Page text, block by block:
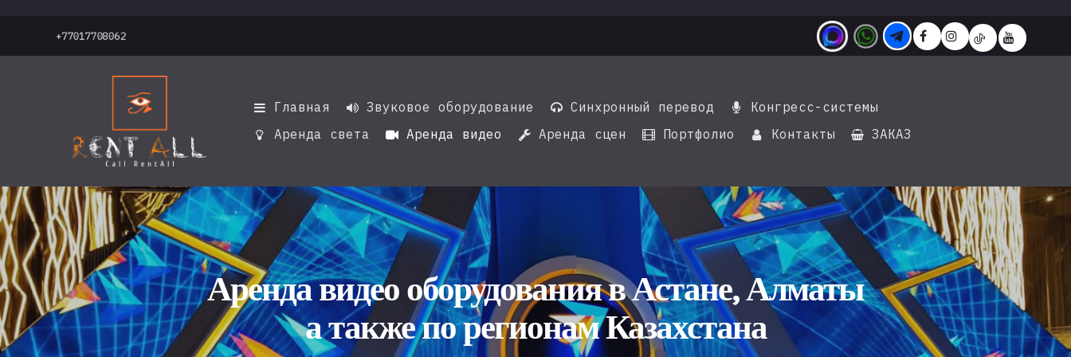
+77017708062      
 Главная  Звуковое оборудование  Синхронный перевод  Конгресс-системы
 Аренда света  Аренда видео  Аренда сцен  Портфолио  Контакты  ЗАКАЗ
Аренда видео оборудования в Астане, Алматы
а также по регионам Казахстана